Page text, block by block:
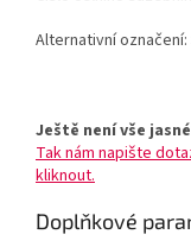
Alternativní označení:
Ještě není vše
Tak nám napište
kliknout.
Doplňkové